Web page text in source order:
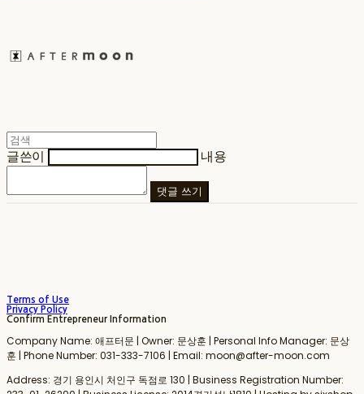
글쓴이 내용
댓글 쓰기
Terms of Use
Privacy Policy
Confirm Entrepreneur Information
Company Name: 애프터문 | Owner: 문상훈 | Personal Info Manager: 문상
훈 | Phone Number: 031-333-7106 | Email: moon@after-moon.com
Address: 경기 용인시 처인구 독점로 130 | Business Registration Number: